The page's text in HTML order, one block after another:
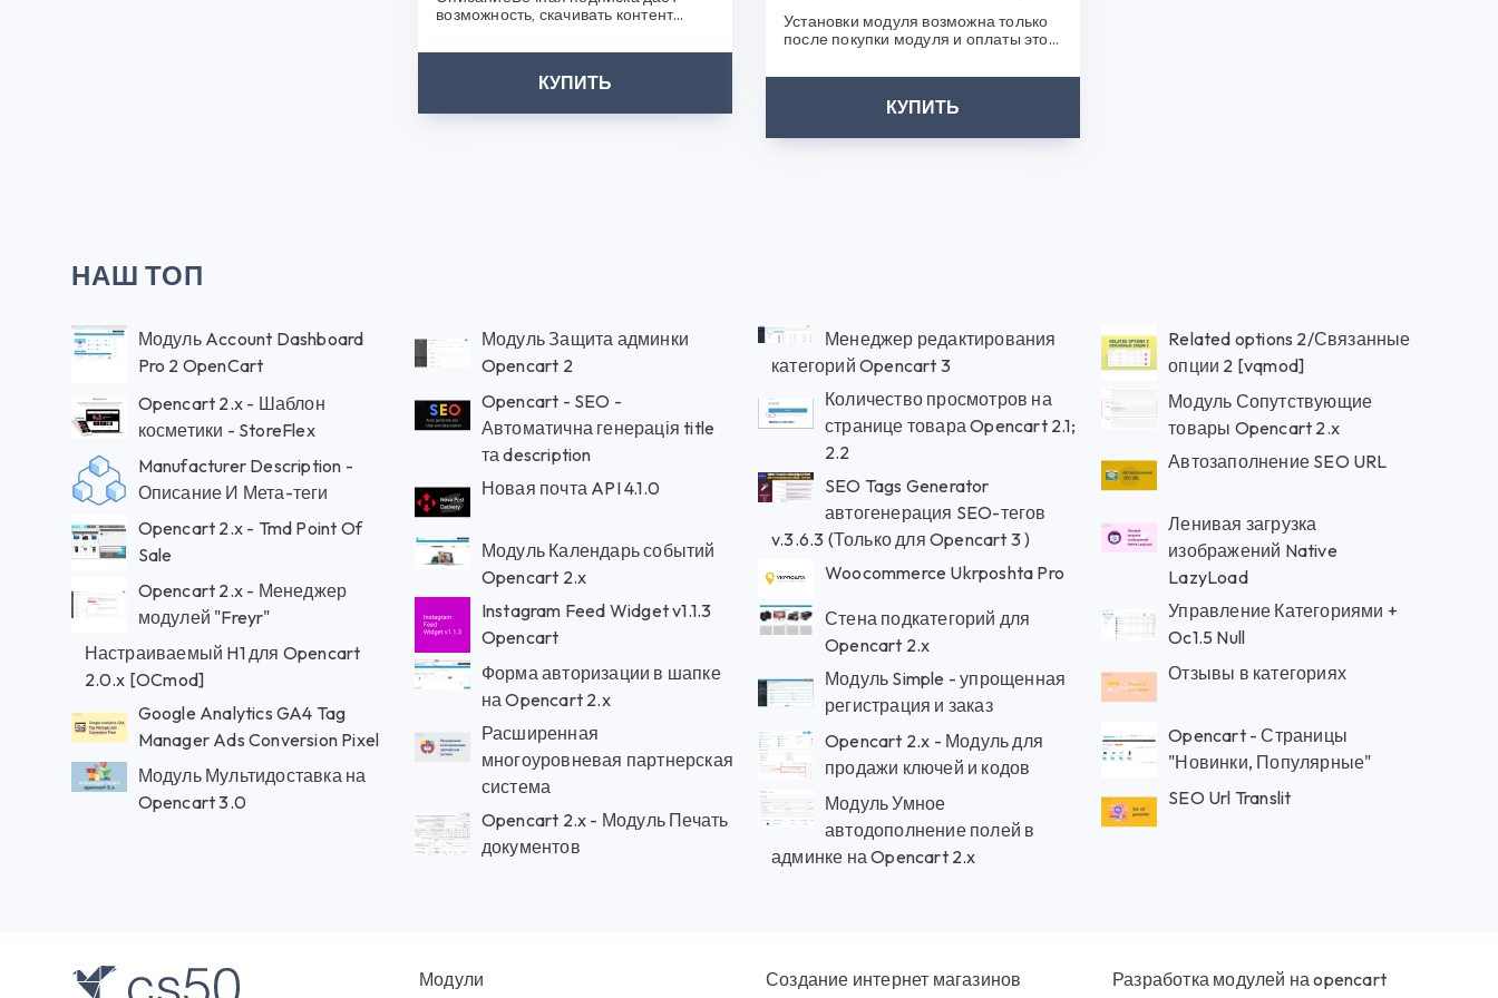
возможность, скачивать контент
появиться н..
КУПИТЬ
Установки модуля возможна только
после покупки модуля и оплаты этой
КУПИТЬ
НАШ ТОП
Модуль Account Dashboard
Pro 2 OpenCart
Opencart 2.x - Шаблон
косметики - StoreFlex
Manufacturer Description -
Описание И Мета-теги
Opencart 2.x - Tmd Point Of
Sale
Opencart 2.x - Менеджер
модулей "Freyr"
Настраиваемый H1 для Opencart
2.0.x [OCmod]
Google Analytics GA4 Tag
Manager Ads Conversion Pixel
Модуль Мультидоставка на
Opencart 3.0
Модуль Защита админки
Opencart 2
Opencart - SEO -
Автоматична генерація title
та description
Новая почта API 4.1.0
Модуль Календарь событий
Opencart 2.x
Instagram Feed Widget v1.1.3
Opencart
Форма авторизации в шапке
на Opencart 2.x
Расширенная
многоуровневая партнерская
система
Opencart 2.x - Модуль Печать
документов
Менеджер редактирования
категорий Opencart 3
Количество просмотров на
странице товара Opencart 2.1;
2.2
SEO Tags Generator
автогенерация SEO-тегов
v.3.6.3 (Только для Opencart 3 )
Woocommerce Ukrposhta Pro
Стена подкатегорий для
Opencart 2.x
Модуль Simple - упрощенная
регистрация и заказ
Opencart 2.x - Модуль для
продажи ключей и кодов
Модуль Умное
автодополнение полей в
админке на Opencart 2.x
Related options 2/Связанные
опции 2 [vqmod]
Модуль Сопутствующие
товары Opencart 2.x
Автозаполнение SEO URL
Ленивая загрузка
изображений Native
LazyLoad
Управление Категориями +
Oc1.5 Null
Отзывы в категориях
Opencart - Страницы
"Новинки, Популярные"
SEO Url Translit
Модули Создание интернет магазинов Разработка модулей на opencart